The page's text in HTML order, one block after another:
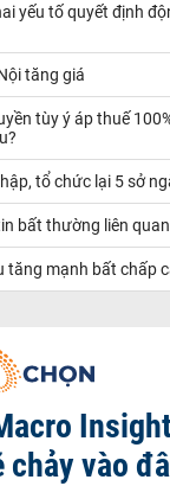
yếu tố quyết định
tăng giá
tùy ý áp thuế
tổ chức lại 5 sở
bất thường liên
tăng mạnh bất chấp
chảy vào